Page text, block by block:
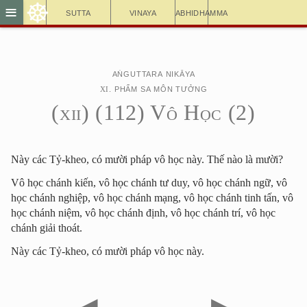
Sutta Vinaya Abhidhamma
≡ ☸
Aṅguttara Nikāya
XI
. Phẩm Sa Môn Tưởng
(XII) (112) Vô Học (2)
Này các Tỷ-kheo, có mười pháp vô học này. Thế nào là mười?
Vô học chánh kiến, vô học chánh tư duy, vô học chánh ngữ, vô
học chánh nghiệp, vô học chánh mạng, vô học chánh tinh tấn, vô
học chánh niệm, vô học chánh định, vô học chánh trí, vô học
chánh giải thoát.
Này các Tỷ-kheo, có mười pháp vô học này.